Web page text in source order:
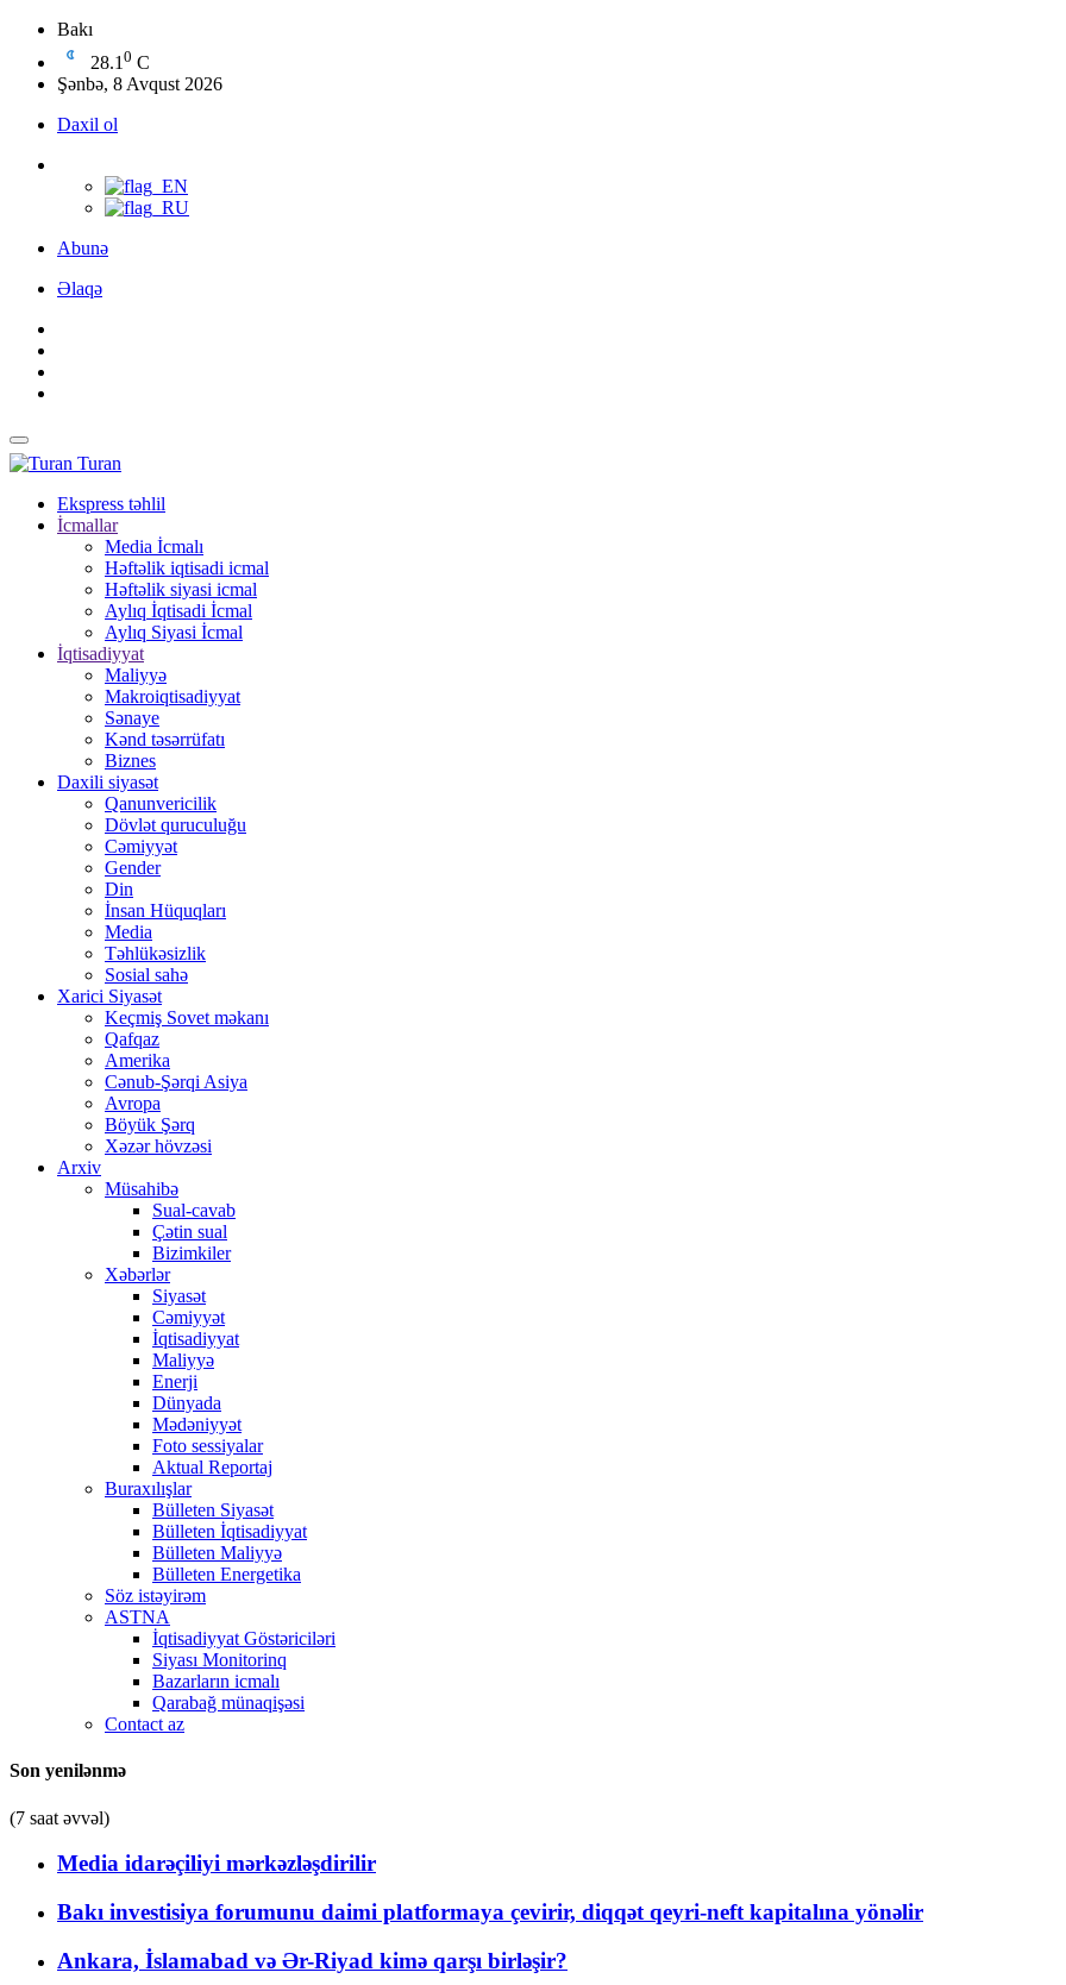
Bakı
28.1 0 C
Şənbə, 8 Avqust 2026
Daxil ol
Abunə
Əlaqə
Turan
Ekspress təhlil
İcmallar
Media İcmalı
Həftəlik iqtisadi icmal
Həftəlik siyasi icmal
Aylıq İqtisadi İcmal
Aylıq Siyasi İcmal
İqtisadiyyat
Maliyyə
Makroiqtisadiyyat
Sənaye
Kənd təsərrüfatı
Biznes
Daxili siyasət
Qanunvericilik
Dövlət quruculuğu
Cəmiyyət
Gender
Din
İnsan Hüquqları
Media
Təhlükəsizlik
Sosial sahə
Xarici Siyasət
Keçmiş Sovet məkanı
Qafqaz
Amerika
Cənub-Şərqi Asiya
Avropa
Böyük Şərq
Xəzər hövzəsi
Arxiv
Müsahibə
Sual-cavab
Çətin sual
Bizimkiler
Xəbərlər
Siyasət
Cəmiyyət
İqtisadiyyat
Maliyyə
Enerji
Dünyada
Mədəniyyət
Foto sessiyalar
Aktual Reportaj
Buraxılışlar
Bülleten Siyasət
Bülleten İqtisadiyyat
Bülleten Maliyyə
Bülleten Energetika
Söz istəyirəm
ASTNA
İqtisadiyyat Göstəriciləri
Siyası Monitorinq
Bazarların icmalı
Qarabağ münaqişəsi
Contact az
Son yenilənmə
(7 saat əvvəl)
Media idarəçiliyi mərkəzləşdirilir
Bakı investisiya forumunu daimi platformaya çevirir, diqqət qeyri-neft kapitalına yönəlir
Ankara, İslamabad və Ər-Riyad kimə qarşı birləşir?